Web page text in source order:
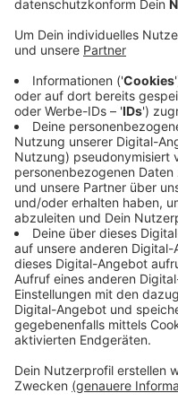
Montag,
Für die Auswertung
Bereiche "Verwaltung",
"Mobilität" in Krefeld
haben vor allem die
und die Online-
bewertet wurde
Krefeld. Am besten
in Sachen
Großstadt
Bundesweites